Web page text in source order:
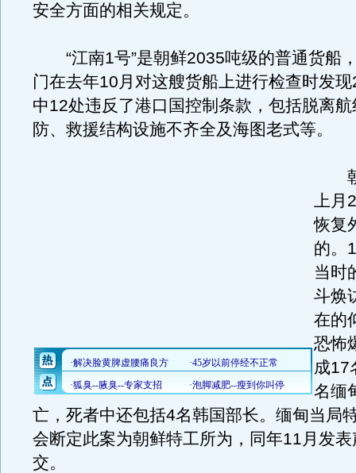
安全方面的相关规定。
“江南1号”是朝鲜2035吨级的普通货船
门在去年10月对这艘货船上进行检查时发
中12处违反了港口国控制条款，包括脱离
防、救援结构设施不齐全及海图老式等。
朝
上月
恢复
的。
当时
斗焕
在的
恐怖
成17
名缅
亡，死者中还包括4名韩国部长。缅甸当局
会断定此案为朝鲜特工所为，同年11月发
交。